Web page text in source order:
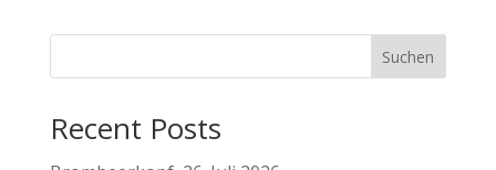
Suchen
Recent Posts